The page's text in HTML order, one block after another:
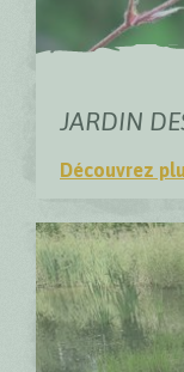
JARDIN
Découvrez